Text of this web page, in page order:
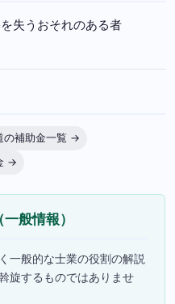
失うおそれのある者
の補助金一覧 →
→
般情報）
一般的な士業の役割の解説
旋するものではありませ